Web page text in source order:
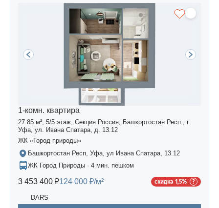
1-комн. квартира
27.85 м², 5/5 этаж, Секция Россия, Башкортостан Респ., г.
Уфа, ул. Ивана Спатара, д. 13.12
ЖК «Город природы»
Башкортостан Респ, Уфа, ул Ивана Спатара, 13.12
ЖК Город Природы · 4 мин. пешком
3 453 400 ₽124 000 ₽/м² скидка 1,5%
DARS